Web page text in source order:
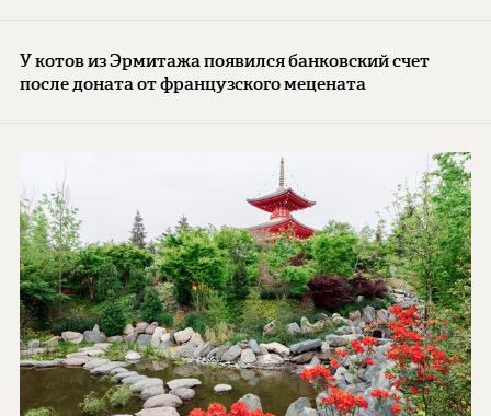
У котов из Эрмитажа появился банковский счет
после доната от французского мецената